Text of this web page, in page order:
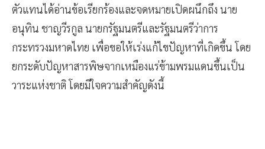
สายธารา" ภายหลังจากเดินทางถึงศาลากลางจังหวัดเชียงราย
ตัวแทนได้อ่านข้อเรียกร้องและจดหมายเปิดผนึกถึง นาย
อนุทิน ชาญวีรกูล นายกรัฐมนตรีและรัฐมนตรีว่าการ
กระทรวงมหาดไทย เพื่อขอให้เร่งแก้ไขปัญหาที่เกิดขึ้น โดย
ยกระดับปัญหาสารพิษจากเหมืองแร่ข้ามพรมแดนขึ้นเป็น